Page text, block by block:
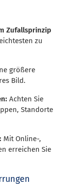
Zufallsprinzip
zu
größere
Bild.
Achten Sie
Standorte
Mit Online-,
erreichen Sie